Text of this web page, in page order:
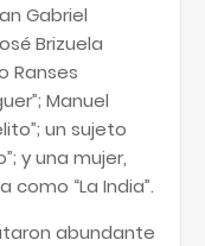
Gabriel
Brizuela
Ranses
Manuel
un sujeto
y una mujer,
“La India”.
abundante